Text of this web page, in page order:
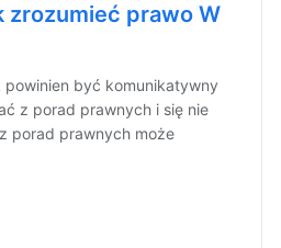
zrozumieć prawo W
być komunikatywny
z porad prawnych i się nie
porad prawnych może